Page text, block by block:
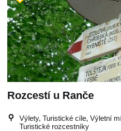
Rozcestí u Ranče
Výlety, Turistické cíle, Výletní
Turistické rozcestníky